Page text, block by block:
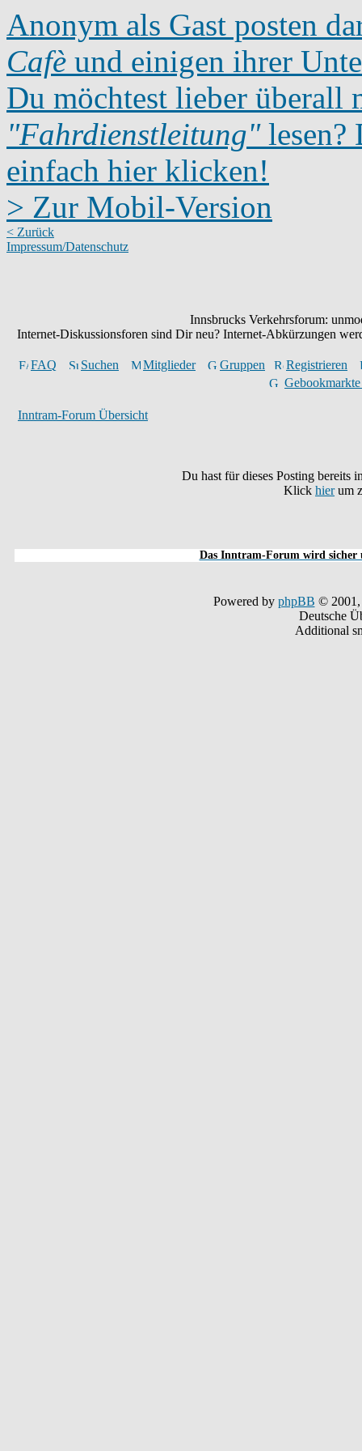
Anonym als Gast posten
Cafè und einigen ihrer
Du möchtest lieber überall
"Fahrdienstleitung"lesen?
einfach hier klicken!
> Zur Mobil-Version
< Zurück
Impressum/Datenschutz
Innsbrucks Verkehrsforum:
Internet-Diskussionsforen sind Dir neu? Internet-Abkürzungen
FAQ Suchen Mitglieder Gruppen
Registrieren
Inntram-Forum Übersicht
Du hast für dieses Posting bereits
Klick hierum
Das Inntram-Forum wird sicher
Powered by phpBB © 2001,
Deutsche
Additional